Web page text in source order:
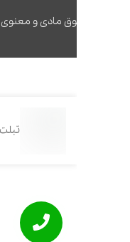
مادی و معنوی این سایت